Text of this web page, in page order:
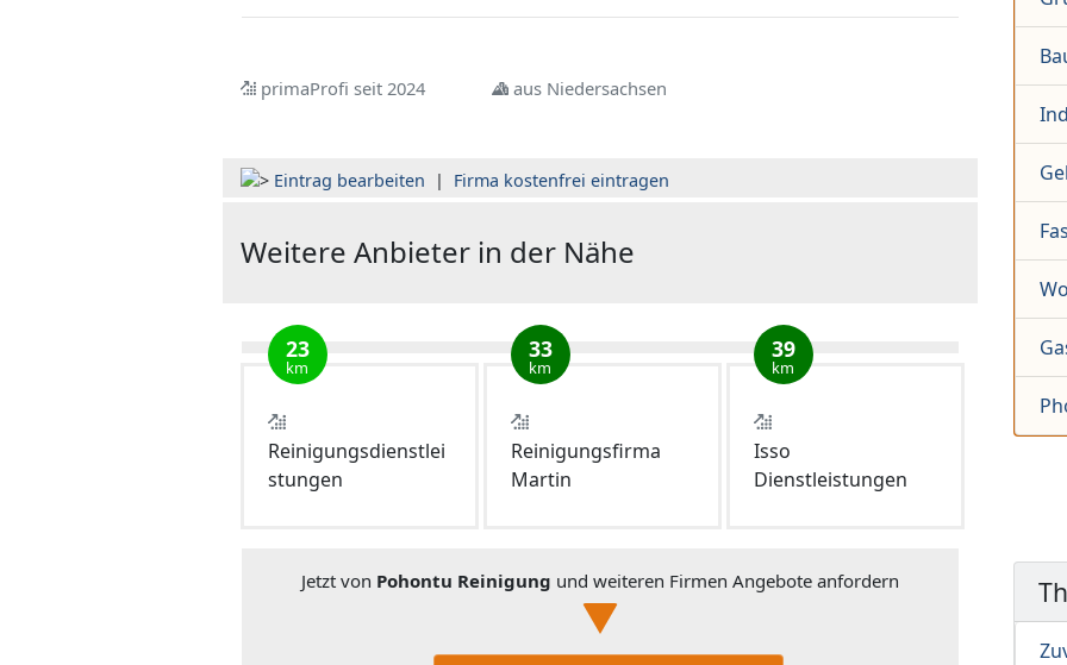
primaProfi seit 2024 aus Niedersachsen
Eintrag bearbeiten | Firma kostenfrei eintragen
Weitere Anbieter in der Nähe
23
km
Reinigungsdienstlei
stungen
33
km
Reinigungsfirma
Martin
39
km
Isso
Dienstleistungen
Jetzt von Pohontu Reinigung und weiteren Firmen Angebote anfordern